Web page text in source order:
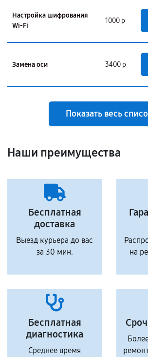
Настройка шифрования
Wi-Fi
1000 р
Замена оси 3400 р
Показать весь
Наши преимущества
Бесплатная
доставка
Выезд курьера до вас
за 30 мин.
на
Бесплатная
диагностика
Среднее время